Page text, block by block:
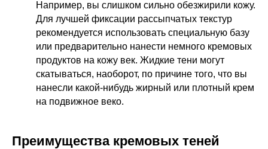
Например, вы слишком сильно обезжирили кожу.
Для лучшей фиксации рассыпчатых текстур
рекомендуется использовать специальную базу
или предварительно нанести немного кремовых
продуктов на кожу век. Жидкие тени могут
скатываться, наоборот, по причине того, что вы
нанесли какой-нибудь жирный или плотный крем
на подвижное веко.
Преимущества кремовых теней